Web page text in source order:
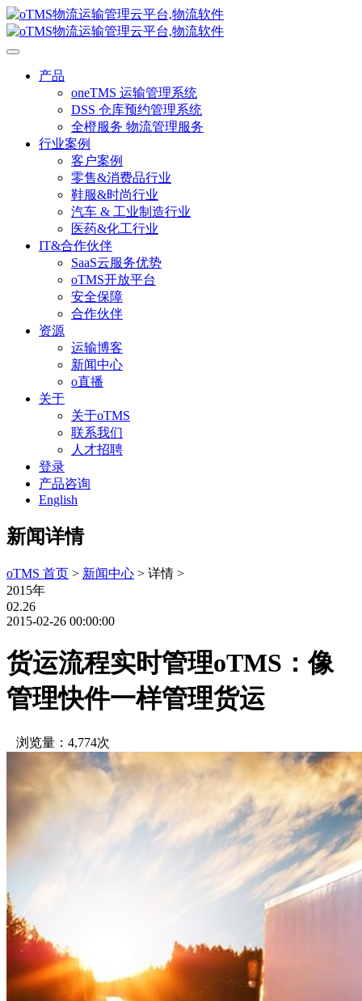
产品
oneTMS 运输管理系统
DSS 仓库预约管理系统
全橙服务 物流管理服务
行业案例
客户案例
零售&消费品行业
鞋服&时尚行业
汽车 & 工业制造行业
医药&化工行业
IT&合作伙伴
SaaS云服务优势
oTMS开放平台
安全保障
合作伙伴
资源
运输博客
新闻中心
o直播
关于
关于oTMS
联系我们
人才招聘
登录
产品咨询
English
新闻详情
oTMS 首页 > 新闻中心 > 详情 >
2015年
02.26
2015-02-26 00:00:00
货运流程实时管理oTMS：像
管理快件一样管理货运
浏览量：4,774次